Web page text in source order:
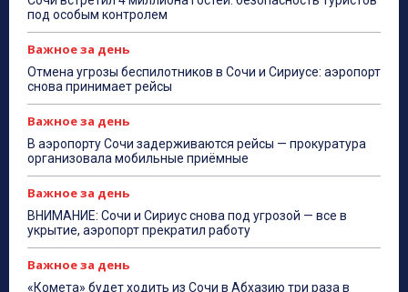
под особым контролем
Важное за день
Отмена угрозы беспилотников в Сочи и Сириусе: аэропорт
снова принимает рейсы
Важное за день
В аэропорту Сочи задерживаются рейсы — прокуратура
организовала мобильные приёмные
Важное за день
ВНИМАНИЕ: Сочи и Сириус снова под угрозой — все в
укрытие, аэропорт прекратил работу
Важное за день
«Комета» будет ходить из Сочи в Абхазию три раза в